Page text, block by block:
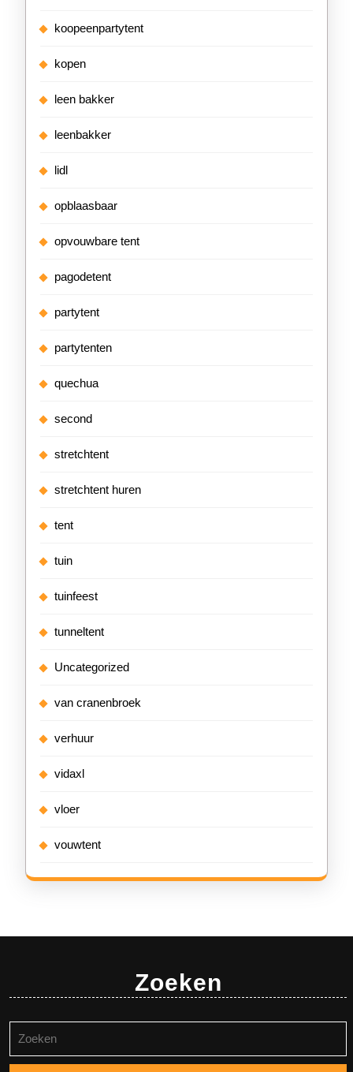
koopeenpartytent
kopen
leen bakker
leenbakker
lidl
opblaasbaar
opvouwbare tent
pagodetent
partytent
partytenten
quechua
second
stretchtent
stretchtent huren
tent
tuin
tuinfeest
tunneltent
Uncategorized
van cranenbroek
verhuur
vidaxl
vloer
vouwtent
Zoeken
naar: